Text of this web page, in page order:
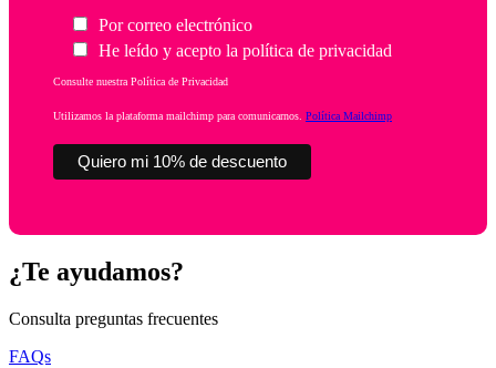
Por correo electrónico
He leído y acepto la política de privacidad
Consulte nuestra Política de Privacidad
Utilizamos la plataforma mailchimp para comunicarnos. Política Mailchimp
¿Te ayudamos?
Consulta preguntas frecuentes
FAQs